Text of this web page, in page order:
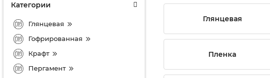
Категории
Глянцевая
Гофрированная
Крафт
Пергамент
Глянцевая
Пленка